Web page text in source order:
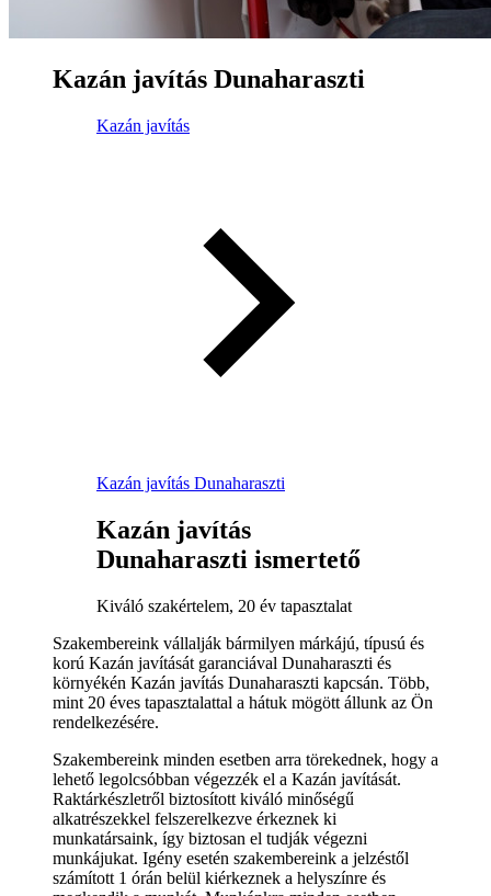
Kazán javítás Dunaharaszti
Kazán javítás
Kazán javítás Dunaharaszti
Kazán javítás
Dunaharaszti ismertető
Kiváló szakértelem, 20 év tapasztalat
Szakembereink vállalják bármilyen márkájú, típusú és
korú Kazán javítását garanciával Dunaharaszti és
környékén Kazán javítás Dunaharaszti kapcsán. Több,
mint 20 éves tapasztalattal a hátuk mögött állunk az Ön
rendelkezésére.
Szakembereink minden esetben arra törekednek, hogy a
lehető legolcsóbban végezzék el a Kazán javítását.
Raktárkészletről biztosított kiváló minőségű
alkatrészekkel felszerelkezve érkeznek ki
munkatársaink, így biztosan el tudják végezni
munkájukat. Igény esetén szakembereink a jelzéstől
számított 1 órán belül kiérkeznek a helyszínre és